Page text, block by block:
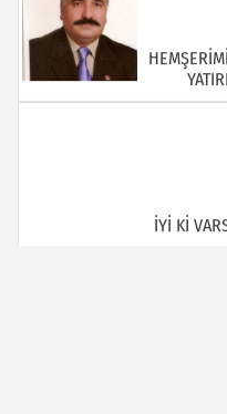
İYİ Kİ